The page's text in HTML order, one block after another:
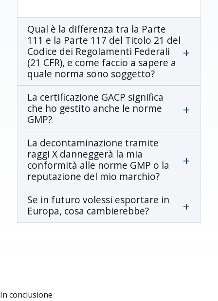
Qual è la differenza tra la Parte
111 e la Parte 117 del Titolo 21 del
Codice dei Regolamenti Federali
(21 CFR), e come faccio a sapere a
quale norma sono soggetto?
La certificazione GACP significa
che ho gestito anche le norme
GMP?
La decontaminazione tramite
raggi X danneggerà la mia
conformità alle norme GMP o la
reputazione del mio marchio?
Se in futuro volessi esportare in
Europa, cosa cambierebbe?
In conclusione